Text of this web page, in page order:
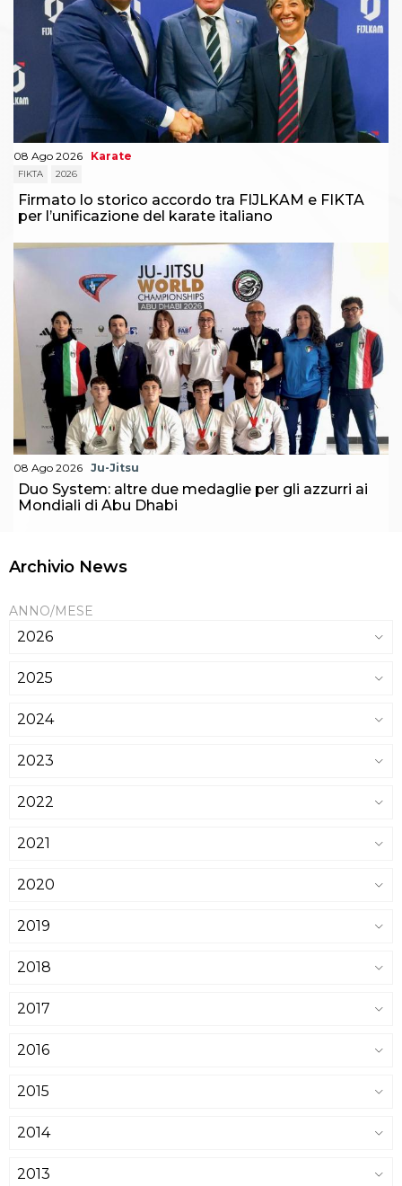
08 Ago 2026 Karate
FIKTA 2026
Firmato lo storico accordo tra FIJLKAM e FIKTA
per l’unificazione del karate italiano
08 Ago 2026 Ju-Jitsu
Duo System: altre due medaglie per gli azzurri ai
Mondiali di Abu Dhabi
Archivio News
ANNO/MESE
2026
2025
2024
2023
2022
2021
2020
2019
2018
2017
2016
2015
2014
2013